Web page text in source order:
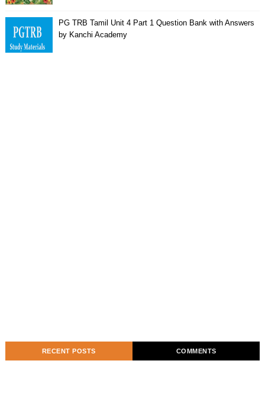
PG TRB Tamil Unit 4 Part 1 Question Bank with Answers
by Kanchi Academy
RECENT POSTS COMMENTS